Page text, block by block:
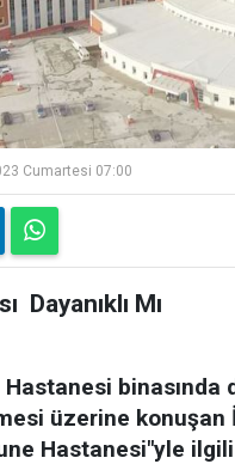
Cumartesi 07:00
Dayanıklı Mı
üzerine
Hastanesi"yle